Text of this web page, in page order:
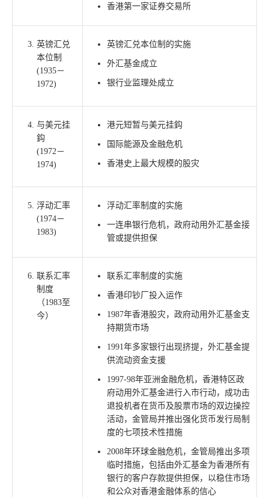
香港第一家证券交易所
英镑汇兑
本位制
(1935－
1972)
英镑汇兑本位制的实施
外汇基金成立
银行业监理处成立
与美元挂
鈎
(1972－
1974)
港元短暂与美元挂鈎
国际能源及金融危机
香港史上最大规模的股灾
浮动汇率
(1974－
1983)
浮动汇率制度的实施
一连串银行危机，政府动用外汇基金接
管或提供担保
联系汇率
制度
（1983至
今）
联系汇率制度的实施
香港印钞厂投入运作
1987年香港股灾，政府动用外汇基金支
持期货市场
1991年多家银行出现挤提，外汇基金提
供流动资金支援
1997-98年亚洲金融危机，香港特区政
府动用外汇基金进行入市行动，成功击
退投机者在货币及股票市场的双边操控
活动，金管局并推出强化货币发行局制
度的七项技术性措施
2008年环球金融危机，金管局推出多项
临时措施，包括由外汇基金为香港所有
银行的客户存款提供担保，以稳住市场
和公众对香港金融体系的信心